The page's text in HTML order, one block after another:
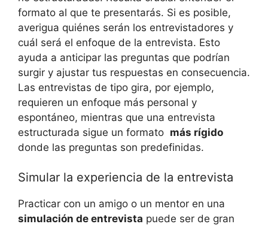
formato ⁢al que te presentarás.⁤ Si es posible,
averigua quiénes serán los entrevistadores y
cuál será el enfoque de la entrevista.⁣ Esto
ayuda a anticipar las preguntas ⁤que‌ podrían
surgir y ajustar tus respuestas en consecuencia.​
Las entrevistas de tipo gira, por ​ejemplo,
requieren‌ un enfoque más‌ personal y
‌espontáneo, mientras que ​una entrevista
estructurada sigue un formato ‍ más rígido
donde las preguntas⁤ son​ predefinidas.
Simular la experiencia de la entrevista
Practicar con⁣ un amigo⁣ o un mentor en una
simulación ⁤de‌ entrevista puede ser ⁣de gran​